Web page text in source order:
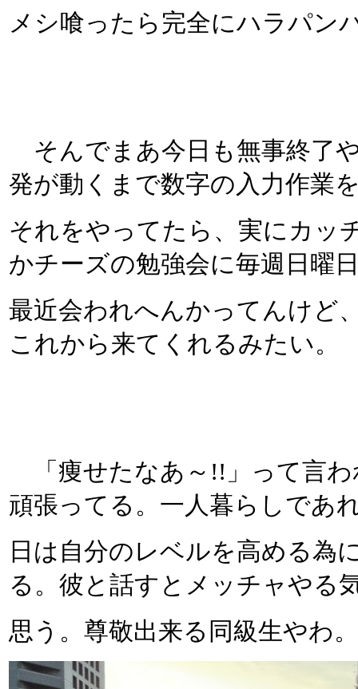
メシ喰ったら完全にハラパン
そんでまあ今日も無事終了
発が動くまで数字の入力作業
それをやってたら、実にカ
かチーズの勉強会に毎週日曜
最近会われへんかってんけど
これから来てくれるみたい。
「痩せたなあ～!!」って言
頑張ってる。一人暮らしであ
日は自分のレベルを高める為
る。彼と話すとメッチャやる
思う。尊敬出来る同級生やわ。